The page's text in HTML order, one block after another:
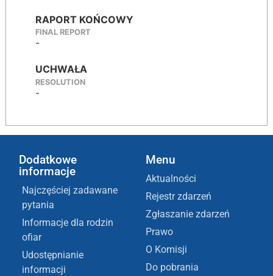
RAPORT KOŃCOWY
FINAL REPORT
-
UCHWAŁA
RESOLUTION
-
Dodatkowe
informacje
Najczęściej zadawane
pytania
Informacje dla rodzin
ofiar
Udostępnianie
informacji
Menu
Aktualności
Rejestr zdarzeń
Zgłaszanie zdarzeń
Prawo
O Komisji
Do pobrania